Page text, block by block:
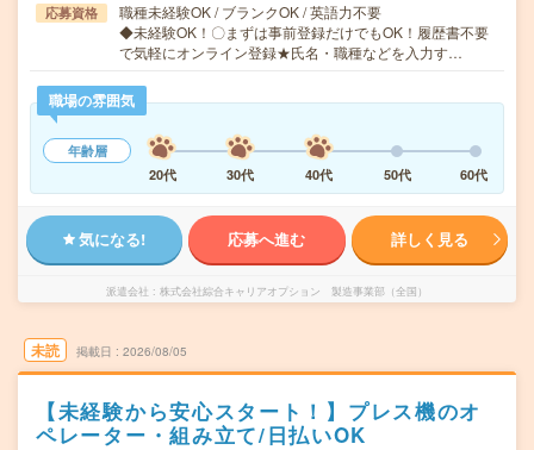
応募資格
職種未経験OK / ブランクOK / 英語力不要
◆未経験OK！〇まずは事前登録だけでもOK！履歴書不要
で気軽にオンライン登録★氏名・職種などを入力す…
職場の雰囲気
年齢層
20代
30代 40代 50代 60代
気になる! 応募へ進む 詳しく見る
派遣会社 株式会社綜合キャリアオプション 製造事業部（全国）
未読 掲載日 2026/08/05
【未経験から安心スタート！】プレス機のオ
ペレーター・組み立て/日払いOK